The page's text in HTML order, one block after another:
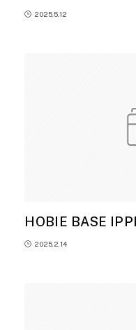
2025.5.12
HOBIE BASE
2025.2.14